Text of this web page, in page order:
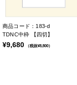
商品コード：183-d
TDNC中枠 【四切】
¥9,680 （税抜¥8,800）